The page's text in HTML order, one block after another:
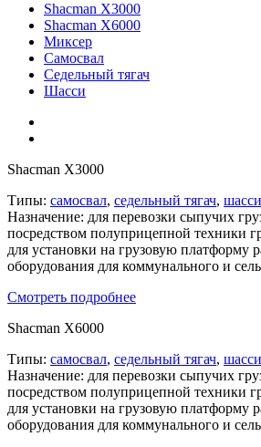
Shacman X3000
Shacman X6000
Миксер
Самосвал
Седельный тягач
Шасси
Shacman X3000
Типы: самосвал, седельный тягач, шасси
Назначение: для перевозки сыпучих
посредством полуприцепной техники
для установки на грузовую платформу
оборудования для коммунального и
Смотреть подробнее
Shacman X6000
Типы: самосвал, седельный тягач, шасси
Назначение: для перевозки сыпучих
посредством полуприцепной техники
для установки на грузовую платформу
оборудования для коммунального и